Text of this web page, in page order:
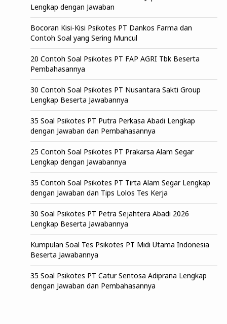
Lengkap dengan Jawaban
Bocoran Kisi-Kisi Psikotes PT Dankos Farma dan
Contoh Soal yang Sering Muncul
20 Contoh Soal Psikotes PT FAP AGRI Tbk Beserta
Pembahasannya
30 Contoh Soal Psikotes PT Nusantara Sakti Group
Lengkap Beserta Jawabannya
35 Soal Psikotes PT Putra Perkasa Abadi Lengkap
dengan Jawaban dan Pembahasannya
25 Contoh Soal Psikotes PT Prakarsa Alam Segar
Lengkap dengan Jawabannya
35 Contoh Soal Psikotes PT Tirta Alam Segar Lengkap
dengan Jawaban dan Tips Lolos Tes Kerja
30 Soal Psikotes PT Petra Sejahtera Abadi 2026
Lengkap Beserta Jawabannya
Kumpulan Soal Tes Psikotes PT Midi Utama Indonesia
Beserta Jawabannya
35 Soal Psikotes PT Catur Sentosa Adiprana Lengkap
dengan Jawaban dan Pembahasannya